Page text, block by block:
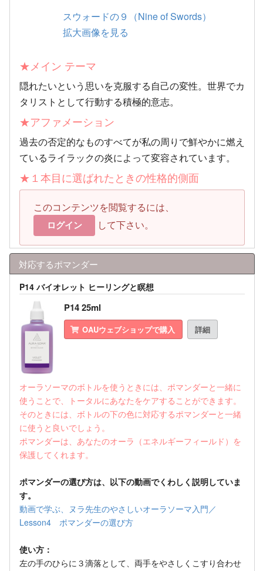
スウォードの９（Nine of Swords）
拡大画像を見る
★メイン テーマ
隠れたいという思いを克服する自己の変性。世界でカ
タリストとして行動する積極的意志。
★アファメーション
過去の否定的なものすべてが私の周りで鮮やかに燃え
ているライラックの炎によって変容されています。
★１本目に選ばれたときの性格的側面
このコンテンツを閲覧するには、
ログイン して下さい。
対応するポマンダー
P14 バイオレット ヒーリングと瞑想
P14 25ml
OAUウェブショップで購入 詳細
オーラソーマのボトルを使うときには、ポマンダーと一緒に
使うことで、トータルにあなたをケアすることができます。
そのときには、ボトルの下の色に対応するポマンダーと一緒
に使うと良いでしょう。
ポマンダーは、あなたのオーラ（エネルギーフィールド）を
保護してくれます。
ポマンダーの選び方は、以下の動画でくわしく説明していま
す。
動画で学ぶ、ヌラ先生のやさしいオーラソーマ入門／
Lesson4 ポマンダーの選び方
使い方：
左の手のひらに３滴落として、両手をやさしくこすり合わせ